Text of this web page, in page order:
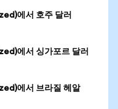
에서 호주 달러
에서 싱가포르 달러
에서 브라질 헤알